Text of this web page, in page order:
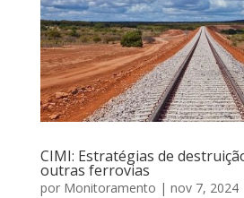
CIMI: Estratégias de
outras ferrovias
por Monitoramento | nov 7, 2024